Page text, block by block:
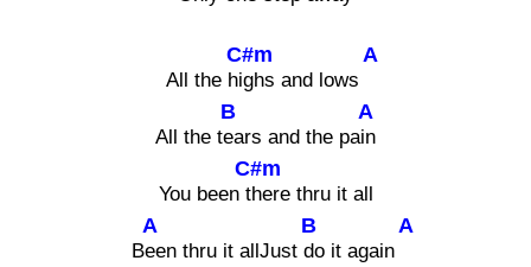
All the hi
C#m
ghs and lows
A
All the t
B
ears and the pa
A
in
You been t
C#m
here thru it all
B
A
een thru it allJust
B
do it again
A